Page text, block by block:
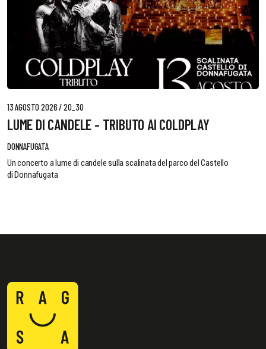
13 AGOSTO 2026 / 20_30
LUME DI CANDELE - TRIBUTO AI COLDPLAY
DONNAFUGATA
Un concerto a lume di candele sulla scalinata del parco del Castello
di Donnafugata